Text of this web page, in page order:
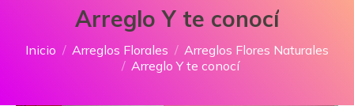
Arreglo Y te conocí
Estás aquí:
Inicio Arreglos Florales
Arreglos Flores Naturales
Arreglo Y te conocí